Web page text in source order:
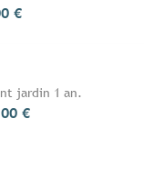
€
jardin 1 an.
€